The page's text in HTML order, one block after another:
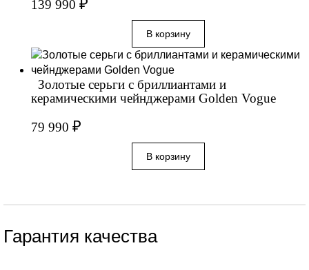
139 990 ₽
Золотые серьги с бриллиантами и
керамическими чейнджерами Golden Vogue
79 990 ₽
Гарантия качества